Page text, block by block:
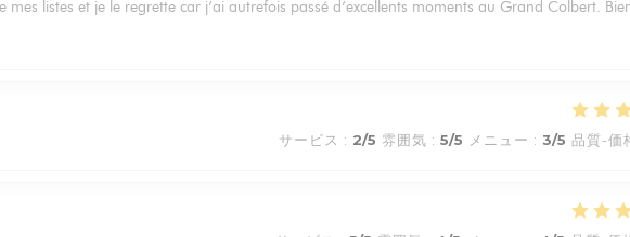
mes listes et je le regrette car j’ai autrefois passé d’excellents moments au Grand Colbert.
サービス : 2/5 雰囲気 : 5/5 メニュー : 3/5 品質-価